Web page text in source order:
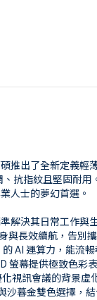
推出了全新定義
指紋且堅固耐用
人士的夢幻首選。
解決其日常工作與
與長效續航，告別
AI 運算力，能流
螢幕提供極致色
視訊會議的背景
沙暮金雙色選擇，